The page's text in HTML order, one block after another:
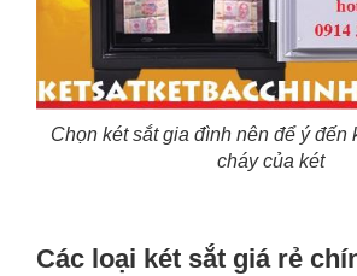
Chọn két sắt gia đình nên để ý đến
cháy của két
Các loại két sắt giá rẻ